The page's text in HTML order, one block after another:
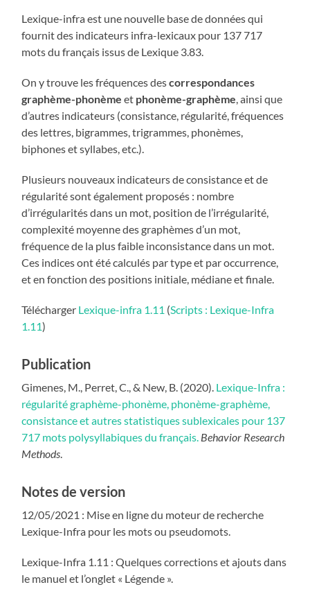
Lexique-infra est une nouvelle base de données qui
fournit des indicateurs infra-lexicaux pour 137 717
mots du français issus de Lexique 3.83.
On y trouve les fréquences descorrespondances
graphème-phonème et phonème-graphème , ainsi que
d’autres indicateurs (consistance, régularité, fréquences
des lettres, bigrammes, trigrammes, phonèmes,
biphones et syllabes, etc.).
Plusieurs nouveaux indicateurs de consistance et de
régularité sont également proposés : nombre
d’irrégularités dans un mot, position de l’irrégularité,
complexité moyenne des graphèmes d’un mot,
fréquence de la plus faible inconsistance dans un mot.
Ces indices ont été calculés par type et par occurrence,
et en fonction des positions initiale, médiane et finale.
Télécharger Lexique-infra 1.11 (Scripts : Lexique-Infra
1.11)
Publication
Gimenes, M., Perret, C., & New, B. (2020). Lexique-Infra :
régularité graphème-phonème, phonème-graphème,
consistance et autres statistiques sublexicales pour 137
717 mots polysyllabiques du français. Behavior Research
Methods
Notes de version
12/05/2021 : Mise en ligne du moteur de recherche
Lexique-Infra pour les mots ou pseudomots.
Lexique-Infra 1.11 : Quelques corrections et ajouts dans
le manuel et l’onglet « Légende ».